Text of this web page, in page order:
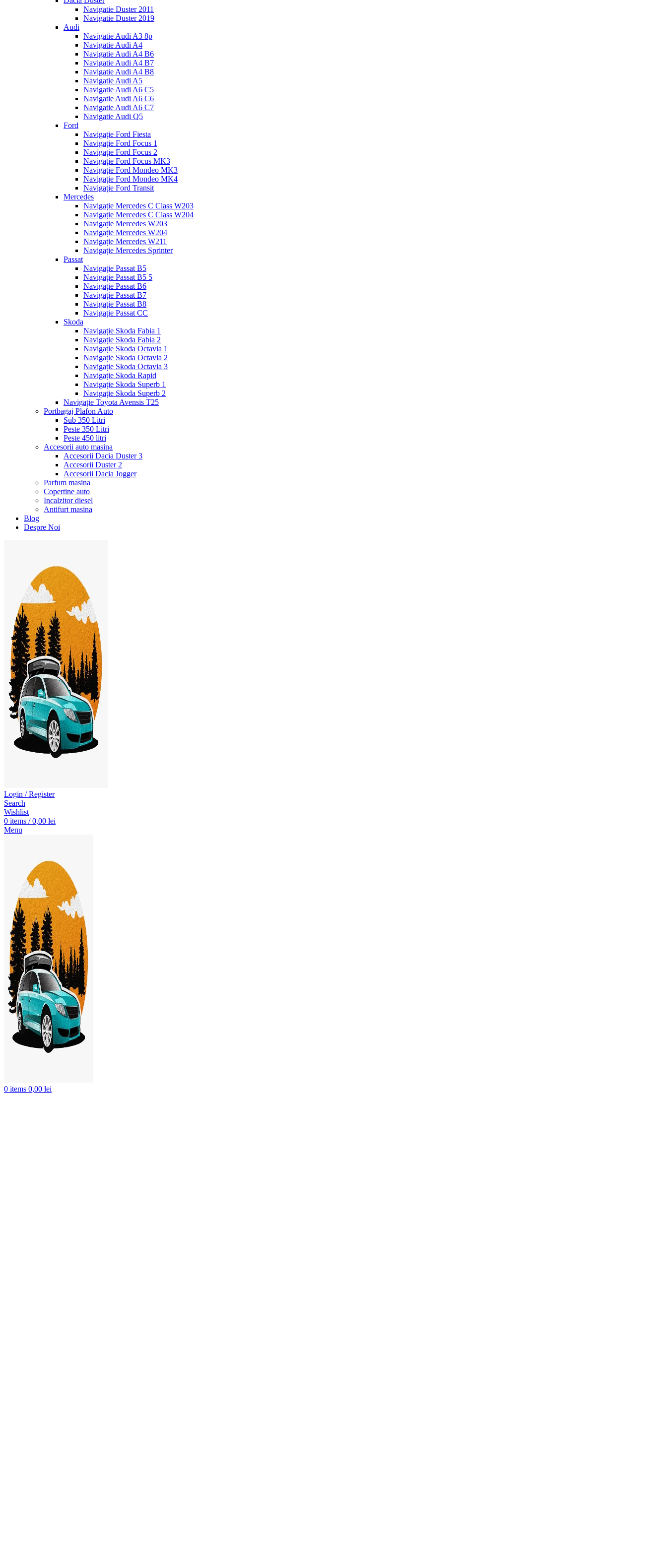
Navigatie Duster 2011
Navigatie Duster 2019
Audi
Navigatie Audi A3 8p
Navigatie Audi A4
Navigatie Audi A4 B6
Navigatie Audi A4 B7
Navigatie Audi A4 B8
Navigatie Audi A5
Navigatie Audi A6 C5
Navigatie Audi A6 C6
Navigatie Audi A6 C7
Navigatie Audi Q5
Ford
Navigație Ford Fiesta
Navigație Ford Focus 1
Navigație Ford Focus 2
Navigație Ford Focus MK3
Navigație Ford Mondeo MK3
Navigație Ford Mondeo MK4
Navigație Ford Transit
Mercedes
Navigație Mercedes C Class W203
Navigație Mercedes C Class W204
Navigație Mercedes W203
Navigație Mercedes W204
Navigație Mercedes W211
Navigație Mercedes Sprinter
Passat
Navigație Passat B5
Navigație Passat B5 5
Navigație Passat B6
Navigație Passat B7
Navigație Passat B8
Navigație Passat CC
Skoda
Navigație Skoda Fabia 1
Navigație Skoda Fabia 2
Navigație Skoda Octavia 1
Navigație Skoda Octavia 2
Navigație Skoda Octavia 3
Navigație Skoda Rapid
Navigație Skoda Superb 1
Navigație Skoda Superb 2
Navigație Toyota Avensis T25
Portbagaj Plafon Auto
Sub 350 Litri
Peste 350 Litri
Peste 450 litri
Accesorii auto masina
Accesorii Dacia Duster 3
Accesorii Duster 2
Accesorii Dacia Jogger
Parfum masina
Copertine auto
Incalzitor diesel
Antifurt masina
Blog
Despre Noi
Login / Register
Search
Wishlist
0 items / 0,00 lei
Menu
0 items 0,00 lei